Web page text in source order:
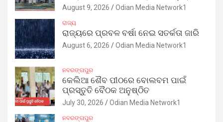
August 9, 2026 Odian Media Network1
ରାଜ୍ୟ
ରାଜ୍ୟରେ ପ୍ରବଳ ବର୍ଷା ନେଇ ସତର୍କତା ଜାରି
August 6, 2026 Odian Media Network1
ନବରଙ୍ଗପୁର
କେଲିଆ ଶୈବ ପୀଠରେ ବୋଲବମ ପାଇଁ
ପ୍ରସ୍ତୁତି ବୈଠକ ଅନୁଷ୍ଠିତ
July 30, 2026 Odian Media Network1
ନବରଙ୍ଗପୁର